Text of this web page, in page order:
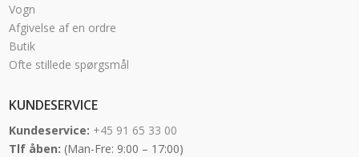
Vogn
Afgivelse af en ordre
Butik
Ofte stillede spørgsmål
KUNDESERVICE
Kundeservice: +45 91 65 33 00
Tlf åben: (Man-Fre: 9:00 – 17:00)